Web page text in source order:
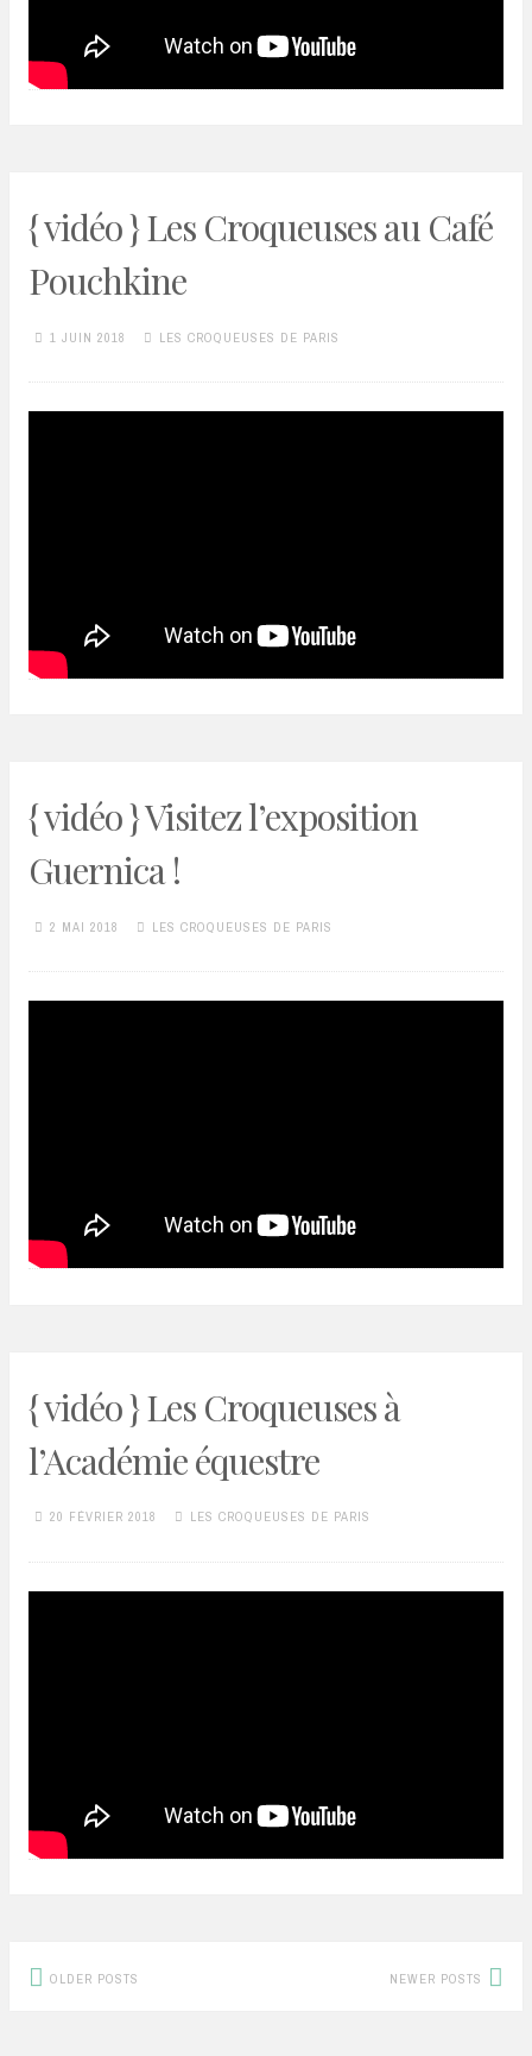
{ vidéo } Les Croqueuses au Café
Pouchkine
1 JUIN 2018 LES CROQUEUSES DE PARIS
{ vidéo } Visitez l’exposition
Guernica !
2 MAI 2018 LES CROQUEUSES DE PARIS
{ vidéo } Les Croqueuses à
l’Académie équestre
20 FÉVRIER 2018 LES CROQUEUSES DE PARIS
Posts
OLDER POSTS NEWER POSTS